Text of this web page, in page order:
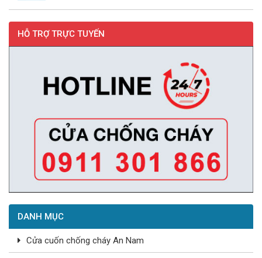
HỖ TRỢ TRỰC TUYẾN
DANH MỤC
Cửa cuốn chống cháy An Nam